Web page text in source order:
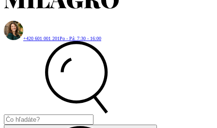
+420 601 001 201Po - Pá: 7:30 - 16:00